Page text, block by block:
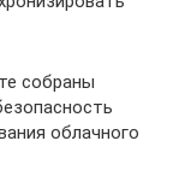
собраны
облачного